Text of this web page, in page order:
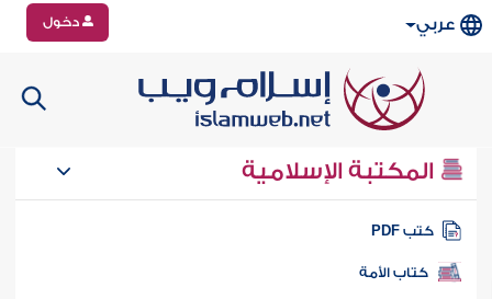
عربي دخول
المكتبة الإسلامية
كتب PDF